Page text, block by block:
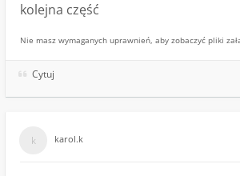
kolejna część
Nie masz wymaganych uprawnień, aby zobaczyć pliki
Cytuj
karol.k